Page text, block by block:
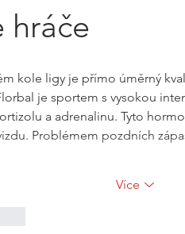
hráče
kole ligy je přímo úměrný
je sportem s vysokou
a adrenalinu. Tyto
Problémem pozdních
Více